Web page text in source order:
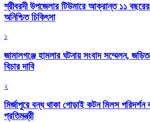
শ্রীবরদী উপজেলার টিউমারে আক্রান্ত ১১
অনিশ্চিত চিকিৎসা
১
জামালগঞ্জে হামলার ঘটনায় সংবাদ সম্মেলন,
বিচার দাবি
২
মির্জাপুরে বন্ধ থাকা গোড়াই কটন মিলস পরিদর্শন
প্রতিমন্ত্রী